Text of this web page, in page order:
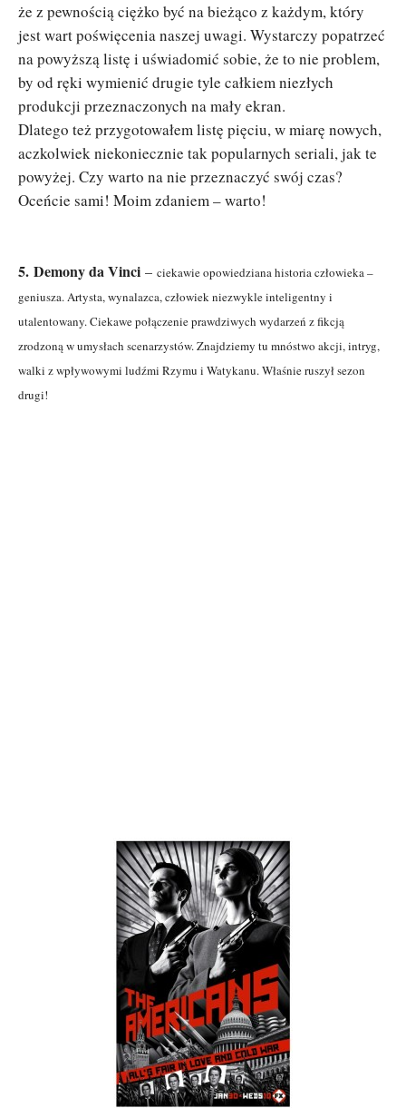
że z pewnością ciężko być na bieżąco z każdym, który
jest wart poświęcenia naszej uwagi. Wystarczy popatrzeć
na powyższą listę i uświadomić sobie, że to nie problem,
by od ręki wymienić drugie tyle całkiem niezłych
produkcji przeznaczonych na mały ekran.
Dlatego też przygotowałem listę pięciu, w miarę nowych,
aczkolwiek niekoniecznie tak popularnych seriali, jak te
powyżej. Czy warto na nie przeznaczyć swój czas?
Oceńcie sami! Moim zdaniem – warto!
5. Demony da Vinci – ciekawie opowiedziana historia człowieka –
geniusza. Artysta, wynalazca, człowiek niezwykle inteligentny i
utalentowany. Ciekawe połączenie prawdziwych wydarzeń z fikcją
zrodzoną w umysłach scenarzystów. Znajdziemy tu mnóstwo akcji, intryg,
walki z wpływowymi ludźmi Rzymu i Watykanu. Właśnie ruszył sezon
drugi!